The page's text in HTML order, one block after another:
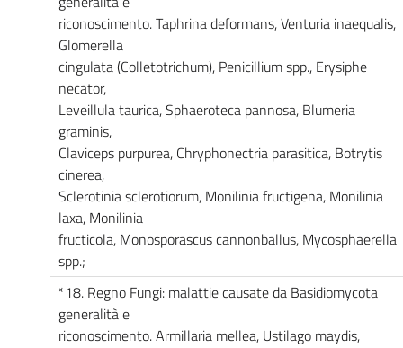
riconoscimento. Taphrina deformans, Venturia inaequalis,
Glomerella
cingulata (Colletotrichum), Penicillium spp., Erysiphe
necator,
Leveillula taurica, Sphaeroteca pannosa, Blumeria
graminis,
Claviceps purpurea, Chryphonectria parasitica, Botrytis
cinerea,
Sclerotinia sclerotiorum, Monilinia fructigena, Monilinia
laxa, Monilinia
fructicola, Monosporascus cannonballus, Mycosphaerella
spp.;
*18. Regno Fungi: malattie causate da Basidiomycota
generalità e
riconoscimento. Armillaria mellea, Ustilago maydis,